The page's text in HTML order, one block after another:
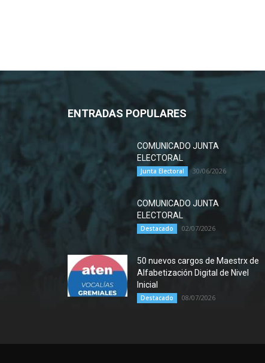
ENTRADAS POPULARES
COMUNICADO JUNTA
ELECTORAL
Junta Electoral 30/06/2026
COMUNICADO JUNTA
ELECTORAL
Destacado 02/07/2026
50 nuevos cargos de Maestrx de
Alfabetización Digital de Nivel
Inicial
Destacado 08/07/2026